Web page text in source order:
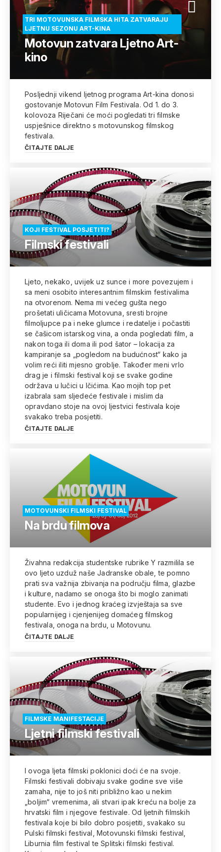
TRI MOTOVUNSKA FILMSKA HITA ZATVARAJU
LJETNU SEZONU ART-KINA
Motovun zatvara Ljetno Art-
kino
Posljednji vikend ljetnog programa Art-kina donosi
gostovanje Motovun Film Festivala. Od 1. do 3.
kolovoza Riječani će moći pogledati tri filmske
uspješnice direktno s motovunskog filmskog
festivala.
ČITAJTE DALJE
KOJI FESTIVAL POSJETITI?
Filmski festivali
Ljeto, nekako, uvijek uz sunce i more povezujem i
sa meni osobito interesantnim filmskim festivalima
na otvorenom. Nema mi većeg gušta nego
prošetati uličicama Motovuna, sresti brojne
filmoljupce pa i neke glumce i redatelje i počastiti
se čašicom istarskog vina, a onda pogledati film, a
nakon toga ili doma ili pod šator – lokacija za
kampiranje sa „pogledom na budućnost“ kako ja
volim reći iliti mjesno groblje. Također meni vrlo
drag je i filmski festival koji se svake godine
održava u lučici u Ičićima. Kao mojih top pet
izabrala sam sljedeće festivale i mislim da
opravdano stoje na ovoj ljestvici festivala koje
svakako treba posjetiti.
ČITAJTE DALJE
MOTOVUNSKI FILMSKI FESTIVAL
Na brdu filmova
Živahna redakcija studentske rubrike Y razmilila se
ovo ljeto uzduž naše Jadranske obale, te pomno
prati sva važnija zbivanja na području filma, glazbe
i kulture, nadamo se onoga što bi moglo zanimati
studente. Evo i jednog kraćeg izvještaja sa sve
popularnijeg i cjenjenijeg domaćeg filmskog
festivala, onoga na brdu, u Motovunu.
ČITAJTE DALJE
FILMSKE MANIFESTACIJE
Ljetni filmski festivali
I ovoga ljeta filmski poklonici doći će na svoje.
Filmski festivali dobivaju svake godine sve više
zamaha, nije to još niti približno kao u nekim
„boljim“ vremenima, ali stvari ipak kreću na bolje za
hrvatski film i njegove festivale. Od ljetnih filmskih
festivala koje bi bilo dobro posjetiti, svakako su
Pulski filmski festival, Motovunski filmski festival,
Liburnia film festival te Splitski filmski festival.